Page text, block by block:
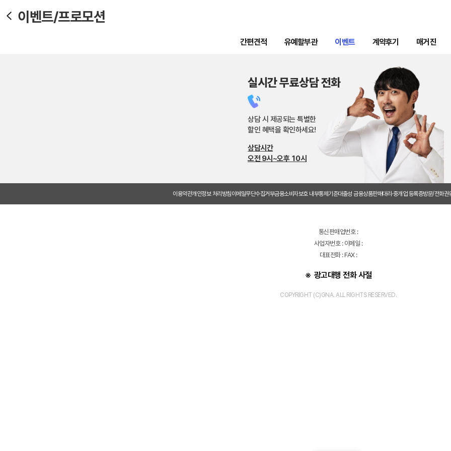
이벤트/프로모션
간편견적 유예할부관 이벤트 계약후기 매거진
실시간 무료상담 전화
상담 시 제공되는 특별한
할인 혜택을 확인하세요!
상담시간
오전 9시~오후 10시
이용약관개인정보 처리방침이메일무단수집거부금융소비자보호 내부통제기준대출성 금융상품판매대리·중개업 등록증방문/전화권
통신판매업번호 :
사업자번호 : 이메일 :
대표전화 : FAX :
광고대행 전화 사절
COPYRIGHT (C)GNA. ALL RIGHTS RESERVED.